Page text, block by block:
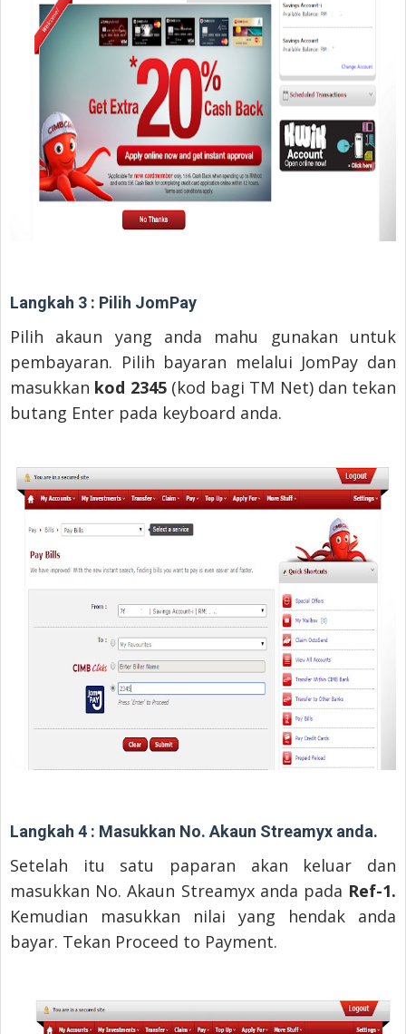
Langkah 3 : Pilih JomPay
Pilih akaun yang anda mahu gunakan untuk
pembayaran. Pilih bayaran melalui JomPay dan
masukkan kod 2345(kod bagi TM Net) dan tekan
butang Enter pada keyboard anda.
Langkah 4 : Masukkan No. Akaun Streamyx anda.
Setelah itu satu paparan akan keluar dan
masukkan No. Akaun Streamyx anda pada Ref-1.
Kemudian masukkan nilai yang hendak anda
bayar. Tekan Proceed to Payment.